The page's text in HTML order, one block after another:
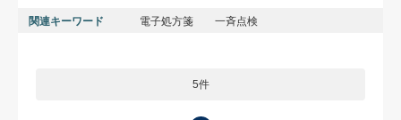
関連キーワード 電子処方箋 一斉点検
5件